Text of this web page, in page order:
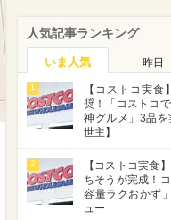
人気記事ランキング
いま人気 昨日
1
【コストコ実
奨！「コストコ
神グルメ」3品
世主】
2
【コストコ実食
ちそうが完成！
容量ラクおかず
ュー